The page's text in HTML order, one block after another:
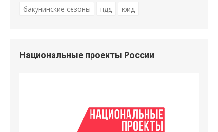
бакунинские сезоны пдд юид
Национальные проекты России